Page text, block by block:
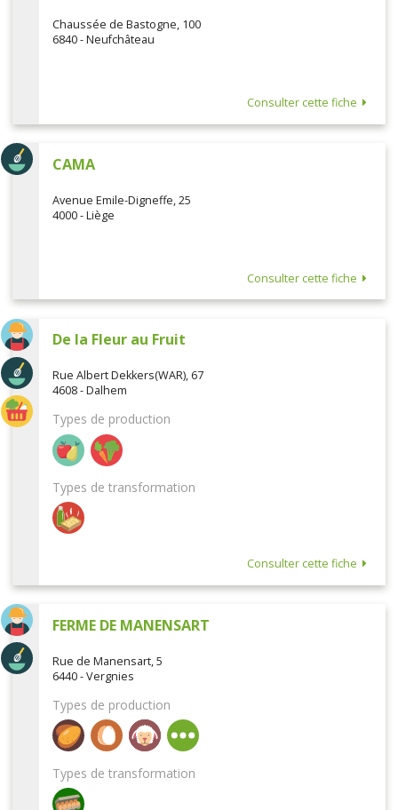
Chaussée de Bastogne, 100
6840 - Neufchâteau
Consulter cette fiche
CAMA
Avenue Emile-Digneffe, 25
4000 - Liège
Consulter cette fiche
De la Fleur au Fruit
Rue Albert Dekkers(WAR), 67
4608 - Dalhem
Types de production
Types de transformation
Consulter cette fiche
FERME DE MANENSART
Rue de Manensart, 5
6440 - Vergnies
Types de production
Types de transformation